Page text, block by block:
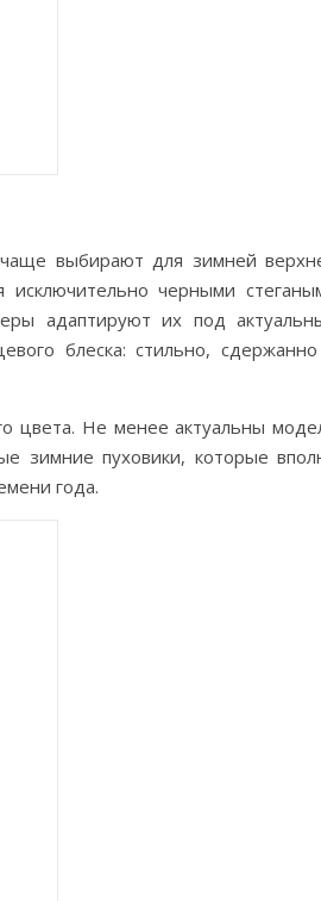
выбирают для зимней
черными
адаптируют их под
блеска: стильно,
цвета. Не менее актуальны
зимние пуховики, которые
года.